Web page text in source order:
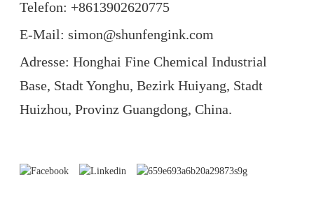
Telefon: +8613902620775
E-Mail: simon@shunfengink.com
Adresse: Honghai Fine Chemical Industrial
Base, Stadt Yonghu, Bezirk Huiyang, Stadt
Huizhou, Provinz Guangdong, China.